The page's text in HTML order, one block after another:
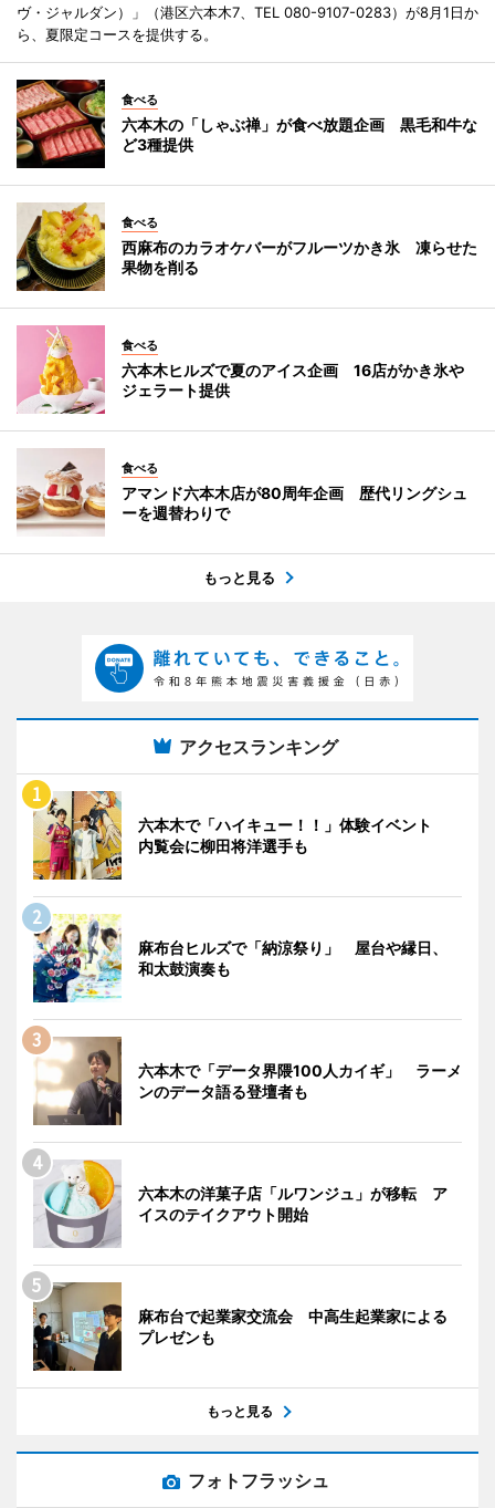
ヴ・ジャルダン）」（港区六本木7、TEL 080-9107-0283）が8月1日か
ら、夏限定コースを提供する。
食べる
六本木の「しゃぶ禅」が食べ放題企画 黒毛和牛な
ど3種提供
食べる
西麻布のカラオケバーがフルーツかき氷 凍らせた
果物を削る
食べる
六本木ヒルズで夏のアイス企画 16店がかき氷や
ジェラート提供
食べる
アマンド六本木店が80周年企画 歴代リングシュ
ーを週替わりで
もっと見る
アクセスランキング
六本木で「ハイキュー！！」体験イベント
内覧会に柳田将洋選手も
麻布台ヒルズで「納涼祭り」 屋台や縁日、
和太鼓演奏も
六本木で「データ界隈100人カイギ」 ラーメ
ンのデータ語る登壇者も
六本木の洋菓子店「ルワンジュ」が移転 ア
イスのテイクアウト開始
麻布台で起業家交流会 中高生起業家による
プレゼンも
もっと見る
フォトフラッシュ